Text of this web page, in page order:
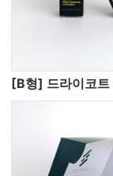
[B형] 드라이코트